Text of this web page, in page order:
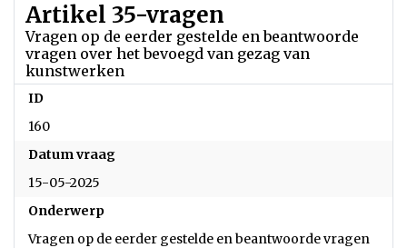
Artikel 35-vragen
Vragen op de eerder gestelde en beantwoorde
vragen over het bevoegd van gezag van
kunstwerken
ID
160
Datum vraag
15-05-2025
Onderwerp
Vragen op de eerder gestelde en beantwoorde vragen